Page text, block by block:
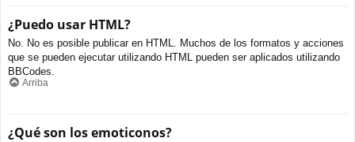
¿Puedo usar HTML?
No. No es posible publicar en HTML. Muchos de los formatos y acciones
que se pueden ejecutar utilizando HTML pueden ser aplicados utilizando
BBCodes.
Arriba
¿Qué son los emoticonos?